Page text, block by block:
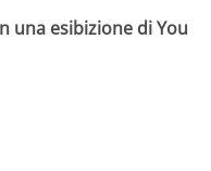
una esibizione di You